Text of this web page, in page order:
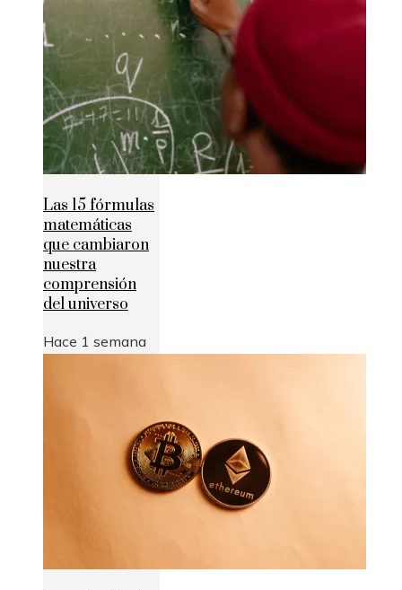
Las 15 fórmulas
matemáticas
que cambiaron
nuestra
comprensión
del universo
Hace 1 semana